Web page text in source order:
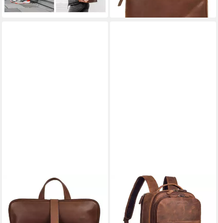
lieferbar - in 4-5 Werktagen bei dir
Laptoprucksack, echt Leder
149,95 €
lieferbar - in 6-8 Werktagen bei dir
STILORD
Notebookrucksack "Thore"
Luxuriöser Leder Rucksack
mit Laptopfach 17 Zoll